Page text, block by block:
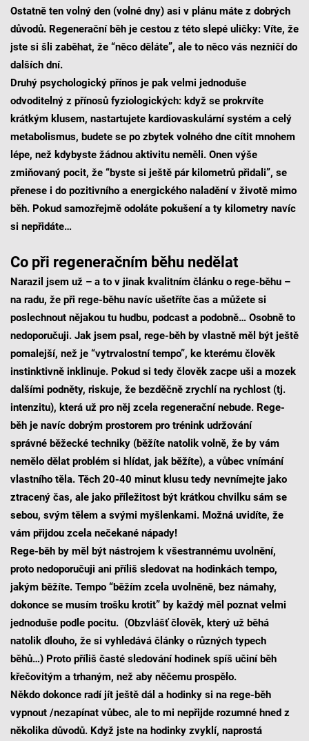
Ostatně ten volný den (volné dny) asi v plánu máte z dobrých
důvodů. Regenerační běh je cestou z této slepé uličky: Víte, že
jste si šli zaběhat, že “něco děláte”, ale to něco vás nezničí do
dalších dní.
Druhý psychologický přínos je pak velmi jednoduše
odvoditelný z přínosů fyziologických: když se prokrvíte
krátkým klusem, nastartujete kardiovaskulární systém a celý
metabolismus, budete se po zbytek volného dne cítit mnohem
lépe, než kdybyste žádnou aktivitu neměli. Onen výše
zmiňovaný pocit, že “byste si ještě pár kilometrů přidali”, se
přenese i do pozitivního a energického naladění v životě mimo
běh. Pokud samozřejmě odoláte pokušení a ty kilometry navíc
si nepřidáte…
Co při regeneračním běhu nedělat
Narazil jsem už – a to v jinak kvalitním článku o rege-běhu –
na radu, že při rege-běhu navíc ušetříte čas a můžete si
poslechnout nějakou tu hudbu, podcast a podobně… Osobně to
nedoporučuji. Jak jsem psal, rege-běh by vlastně měl být ještě
pomalejší, než je “vytrvalostní tempo”, ke kterému člověk
instinktivně inklinuje. Pokud si tedy člověk zacpe uši a mozek
dalšími podněty, riskuje, že bezděčně zrychlí na rychlost (tj.
intenzitu), která už pro něj zcela regenerační nebude. Rege-
běh je navíc dobrým prostorem pro trénink udržování
správné běžecké techniky (běžíte natolik volně, že by vám
nemělo dělat problém si hlídat, jak běžíte), a vůbec vnímání
vlastního těla. Těch 20-40 minut klusu tedy nevnímejte jako
ztracený čas, ale jako příležitost být krátkou chvilku sám se
sebou, svým tělem a svými myšlenkami. Možná uvidíte, že
vám přijdou zcela nečekané nápady!
Rege-běh by měl být nástrojem k všestrannému uvolnění,
proto nedoporučuji ani příliš sledovat na hodinkách tempo,
jakým běžíte. Tempo “běžím zcela uvolněně, bez námahy,
dokonce se musím trošku krotit” by každý měl poznat velmi
jednoduše podle pocitu. (Obzvlášť člověk, který už běhá
natolik dlouho, že si vyhledává články o různých typech
běhů…) Proto příliš časté sledování hodinek spíš učiní běh
křečovitým a trhaným, než aby něčemu prospělo.
Někdo dokonce radí jít ještě dál a hodinky si na rege-běh
vypnout /nezapínat vůbec, ale to mi nepřijde rozumné hned z
několika důvodů. Když jste na hodinky zvyklí, naprostá